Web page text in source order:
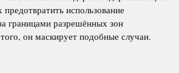
использование
границами разрешённых зон
он маскирует подобные случаи.